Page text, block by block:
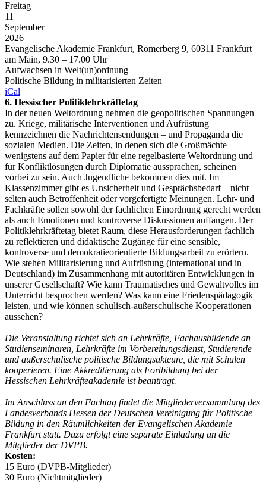
Freitag
11
September
2026
Evangelische Akademie Frankfurt, Römerberg 9, 60311 Frankfurt
am Main, 9.30 – 17.00 Uhr
Aufwachsen in Welt(un)ordnung
Politische Bildung in militarisierten Zeiten
iCal
6. Hessischer Politiklehrkräftetag
In der neuen Weltordnung nehmen die geopolitischen Spannungen
zu. Kriege, militärische Interventionen und Aufrüstung
kennzeichnen die Nachrichtensendungen – und Propaganda die
sozialen Medien. Die Zeiten, in denen sich die Großmächte
wenigstens auf dem Papier für eine regelbasierte Weltordnung und
für Konfliktlösungen durch Diplomatie aussprachen, scheinen
vorbei zu sein. Auch Jugendliche bekommen dies mit. Im
Klassenzimmer gibt es Unsicherheit und Gesprächsbedarf – nicht
selten auch Betroffenheit oder vorgefertigte Meinungen. Lehr- und
Fachkräfte sollen sowohl der fachlichen Einordnung gerecht werden
als auch Emotionen und kontroverse Diskussionen auffangen. Der
Politiklehrkräftetag bietet Raum, diese Herausforderungen fachlich
zu reflektieren und didaktische Zugänge für eine sensible,
kontroverse und demokratieorientierte Bildungsarbeit zu erörtern.
Wie stehen Militarisierung und Aufrüstung (international und in
Deutschland) im Zusammenhang mit autoritären Entwicklungen in
unserer Gesellschaft? Wie kann Traumatisches und Gewaltvolles im
Unterricht besprochen werden? Was kann eine Friedenspädagogik
leisten, und wie können schulisch-außerschulische Kooperationen
aussehen?
Die Veranstaltung richtet sich an Lehrkräfte, Fachausbildende an
Studienseminaren, Lehrkräfte im Vorbereitungsdienst, ­Studierende
und außerschulische politische Bildungsakteure, die mit Schulen
kooperieren. Eine Akkreditierung als Fortbildung bei der
Hessischen Lehrkräfteakademie ist beantragt.
Im Anschluss an den Fachtag findet die Mitgliederversammlung des
Landesverbands Hessen der Deutschen Vereinigung für Politische
Bildung in den Räumlichkeiten der Evangelischen Akademie
Frankfurt statt. Dazu erfolgt eine separate Einladung an die
Mitglieder der DVPB.
Kosten:
15 Euro (DVPB-Mitglieder)
30 Euro (Nichtmitglieder)